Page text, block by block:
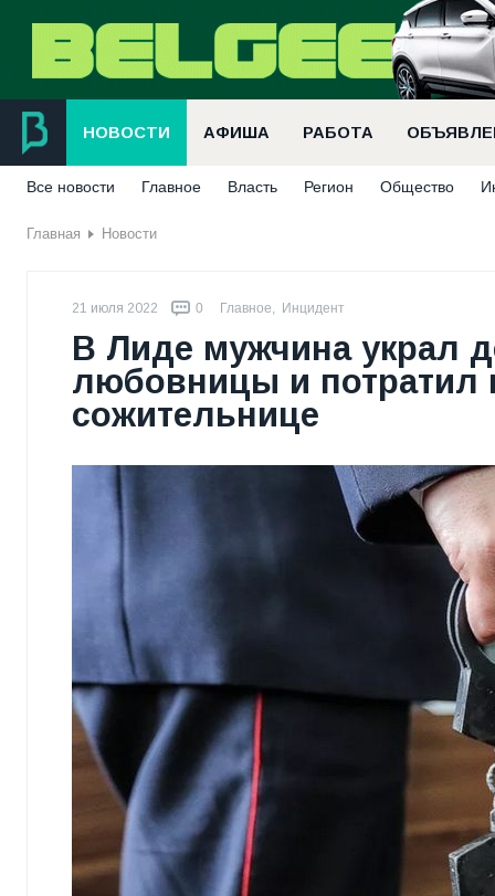
НОВОСТИ АФИША РАБОТА
Все новости Главное Власть Регион Общество
Главная Новости
21 июля 2022 0 Главное, Инцидент
В Лиде мужчина украл
любовницы и потратил
сожительнице